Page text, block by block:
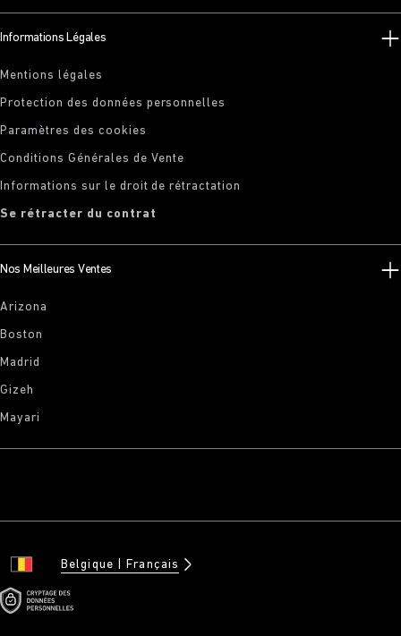
Informations Légales
Mentions légales
Protection des données personnelles
Paramètres des cookies
Conditions Générales de Vente
Informations sur le droit de rétractation
Se rétracter du contrat
Nos Meilleures Ventes
Arizona
Boston
Madrid
Gizeh
Mayari
Belgique Français